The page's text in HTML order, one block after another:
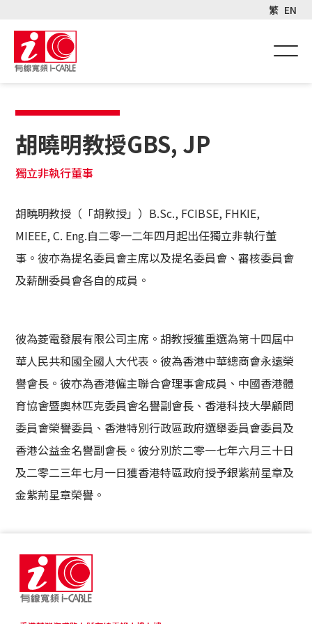
繁 EN
胡曉明教授GBS, JP
獨立非執行董事
胡曉明教授（「胡教授」）B.Sc., FCIBSE, FHKIE,
MIEEE, C. Eng.自二零一二年四月起出任獨立非執行董
事。彼亦為提名委員會主席以及提名委員會、審核委員會
及薪酬委員會各自的成員。
彼為菱電發展有限公司主席。胡教授獲重選為第十四屆中
華人民共和國全國人大代表。彼為香港中華總商會永遠榮
譽會長。彼亦為香港僱主聯合會理事會成員、中國香港體
育協會暨奧林匹克委員會名譽副會長、香港科技大學顧問
委員會榮譽委員、香港特別行政區政府選舉委員會委員及
香港公益金名譽副會長。彼分別於二零一七年六月三十日
及二零二三年七月一日獲香港特區政府授予銀紫荊星章及
金紫荊星章榮譽。